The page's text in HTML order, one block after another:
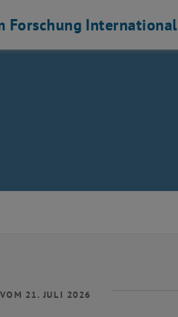
Forschung International
21. JULI 2026